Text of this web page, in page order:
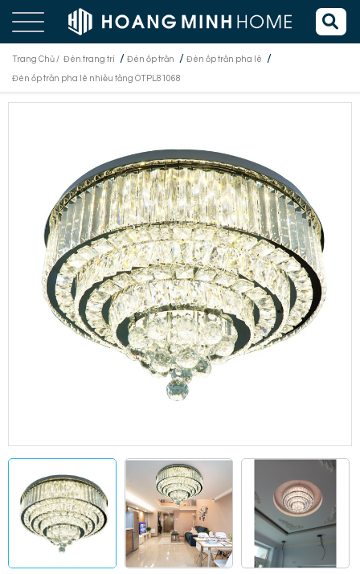
Trang Chủ / Đèn trang trí / Đèn ốp trần / Đèn ốp trần pha lê /
Đèn ốp trần pha lê nhiều tầng OTPL81068